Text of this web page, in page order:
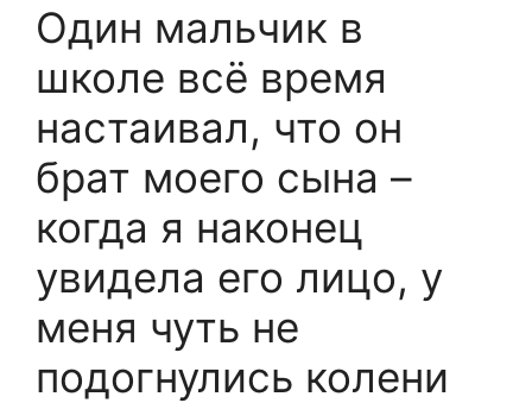
Один мальчик в
школе всё время
настаивал, что он
брат моего сына –
когда я наконец
увидела его лицо, у
меня чуть не
подогнулись колени